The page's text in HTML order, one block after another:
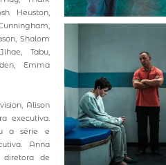
Heuston,
Shalom
Tabu,
Emma
Alison
executiva.
a série e
Anna
diretora de